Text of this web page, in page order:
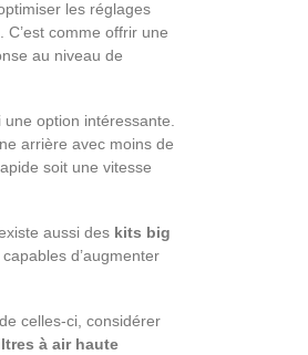
les réglages
comme offrir une
au niveau de
option intéressante.
arrière avec moins de
soit une vitesse
aussi des kits big
d’augmenter
celles-ci, considérer
à air haute